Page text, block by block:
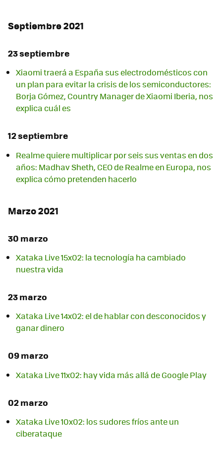
Septiembre 2021
23 septiembre
Xiaomi traerá a España sus electrodomésticos con
un plan para evitar la crisis de los semiconductores:
Borja Gómez, Country Manager de Xiaomi Iberia, nos
explica cuál es
12 septiembre
Realme quiere multiplicar por seis sus ventas en dos
años: Madhav Sheth, CEO de Realme en Europa, nos
explica cómo pretenden hacerlo
Marzo 2021
30 marzo
Xataka Live 15x02: la tecnología ha cambiado
nuestra vida
23 marzo
Xataka Live 14x02: el de hablar con desconocidos y
ganar dinero
09 marzo
Xataka Live 11x02: hay vida más allá de Google Play
02 marzo
Xataka Live 10x02: los sudores fríos ante un
ciberataque